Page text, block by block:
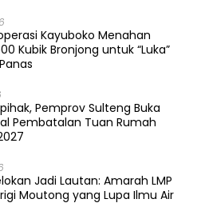
Kayuboko Menahan
Kubik Bronjong untuk “Luka”
Pemprov Sulteng Buka
Pembatalan Tuan Rumah
Jadi Lautan: Amarah LMP
Moutong yang Lupa Ilmu Air